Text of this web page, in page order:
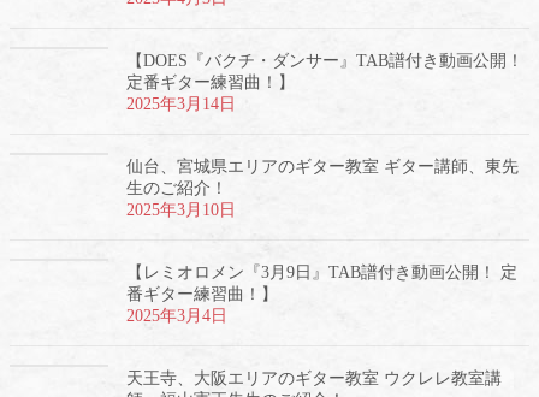
【DOES『バクチ・ダンサー』TAB譜付き動画公開！
定番ギター練習曲！】
2025年3月14日
仙台、宮城県エリアのギター教室 ギター講師、東先
生のご紹介！
2025年3月10日
【レミオロメン『3月9日』TAB譜付き動画公開！ 定
番ギター練習曲！】
2025年3月4日
天王寺、大阪エリアのギター教室 ウクレレ教室講